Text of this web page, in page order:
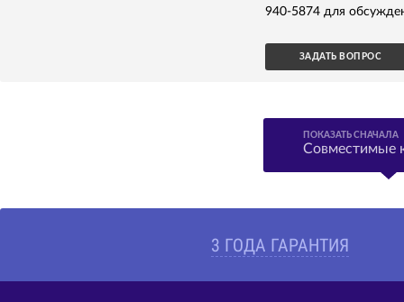
940-5874 для
ЗАДАТЬ ВОПРОС
ПОКАЗАТЬ СНАЧАЛА
Совместимые
3 ГОДА ГАРАНТИЯ